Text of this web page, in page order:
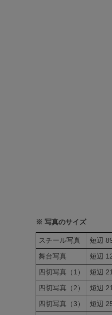
※ 写真のサイズ
スチール写真
短辺
舞台写真
短辺
四切写真（1）
短辺
四切写真（2）
短辺
四切写真（3）
短辺